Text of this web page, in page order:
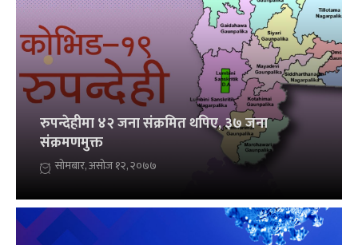
रुपन्देहीमा ४२ जना संक्रमित थपिए, ३७ जना
संक्रमणमुक्त
सोमबार, असोज १२, २०७७